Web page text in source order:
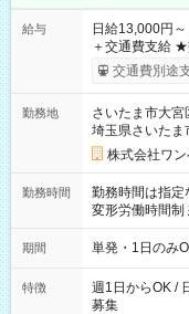
給与
日給13,000円～
＋交通費支給 ★交通費全額支給！ ┗案件により規定あり ★日払
いOK！（規定
ンビニATMから 日
交通費別途
勤務地
さいたま市大宮
埼玉県さいたま
株式会社ワ
勤務時間
勤務時間は指定
変形労働時間制 想定労
～21：00
期間 単発・1日のみ
特徴
週1日からOK /
募集